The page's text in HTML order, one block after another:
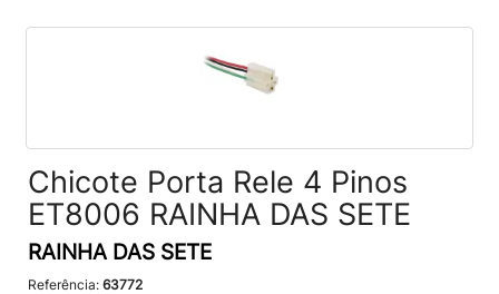
Chicote Porta Rele 4 Pinos
ET8006 RAINHA DAS SETE
RAINHA DAS SETE
Referência: 63772